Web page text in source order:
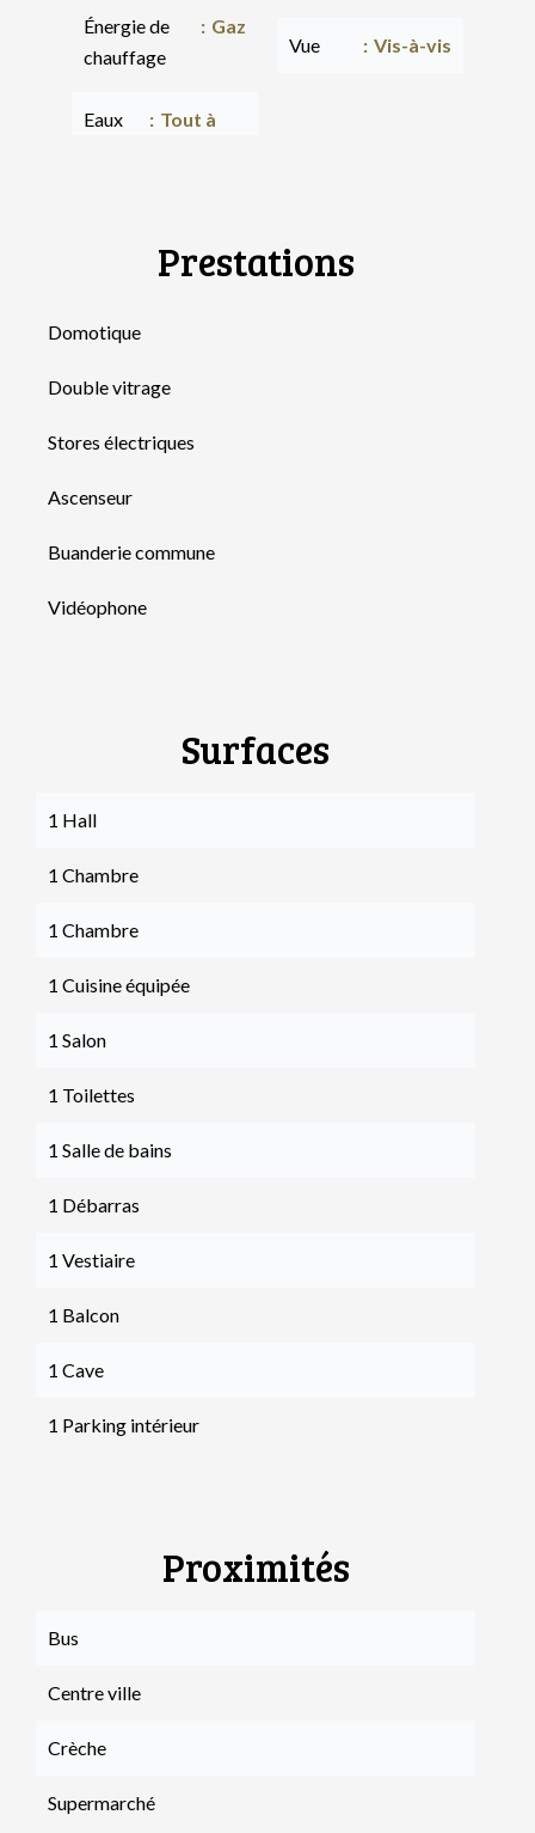
Énergie de
chauffage
Gaz
Eaux Tout à
Vue Vis-à-vis
Prestations
Domotique
Double vitrage
Stores électriques
Ascenseur
Buanderie commune
Vidéophone
Surfaces
1 Hall
1 Chambre
1 Chambre
1 Cuisine équipée
1 Salon
1 Toilettes
1 Salle de bains
1 Débarras
1 Vestiaire
1 Balcon
1 Cave
1 Parking intérieur
Proximités
Bus
Centre ville
Crèche
Supermarché